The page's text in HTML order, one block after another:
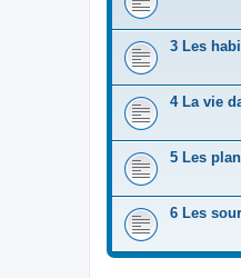
3 Les
4 La vie
5 Les
6 Les